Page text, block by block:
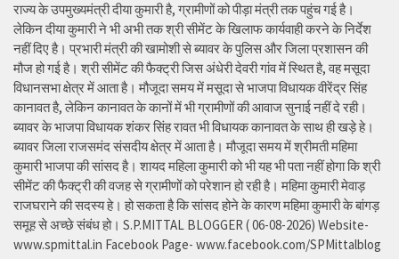
राज्य के उपमुख्यमंत्री दीया कुमारी है, ग्रामीणों को पीड़ा मंत्री तक पहुंच गई है।
लेकिन दीया कुमारी ने भी अभी तक श्री सीमेंट के खिलाफ कार्यवाही करने के निर्देश
नहीं दिए है। प्रभारी मंत्री की खामोशी से ब्यावर के पुलिस और जिला प्रशासन की
मौज हो गई है। श्री सीमेंट की फैक्ट्री जिस अंधेरी देवरी गांव में स्थित है, वह मसूदा
विधानसभा क्षेत्र में आता है। मौजूदा समय में मसूदा से भाजपा विधायक वीरेंद्र सिंह
कानावत है, लेकिन कानावत के कानों में भी ग्रामीणों की आवाज सुनाई नहीं दे रही।
ब्यावर के भाजपा विधायक शंकर सिंह रावत भी विधायक कानावत के साथ ही खड़े हे।
ब्यावर जिला राजसमंद संसदीय क्षेत्र में आता है। मौजूदा समय में श्रीमती महिमा
कुमारी भाजपा की सांसद है। शायद महिला कुमारी को भी यह भी पता नहीं होगा कि श्री
सीमेंट की फैक्ट्री की वजह से ग्रामीणों को परेशान हो रही है। महिमा कुमारी मेवाड़
राजघराने की सदस्य हे। हो सकता है कि सांसद होने के कारण महिमा कुमारी के बांगड़
समूह से अच्छे संबंध हो। S.P.MITTAL BLOGGER ( 06-08-2026) Website-
www.spmittal.in Facebook Page- www.facebook.com/SPMittalblog